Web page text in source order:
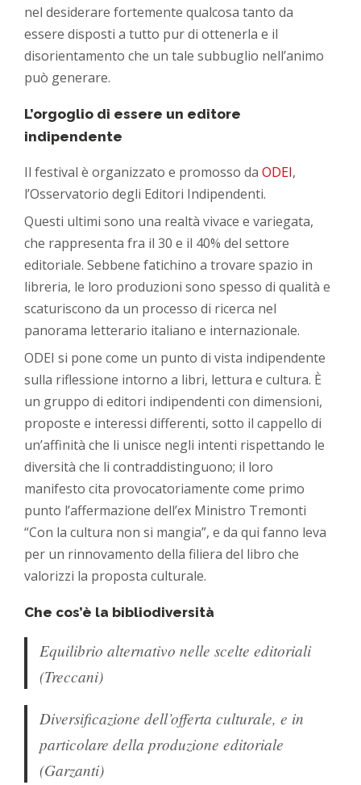
nel desiderare fortemente qualcosa tanto da
essere disposti a tutto pur di ottenerla e il
disorientamento che un tale subbuglio nell’animo
può generare.
L’orgoglio di essere un editore
indipendente
Il festival è organizzato e promosso daODEI,
l’Osservatorio degli Editori Indipendenti.
Questi ultimi sono una realtà vivace e variegata,
che rappresenta fra il 30 e il 40% del settore
editoriale. Sebbene fatichino a trovare spazio in
libreria, le loro produzioni sono spesso di qualità e
scaturiscono da un processo di ricerca nel
panorama letterario italiano e internazionale.
ODEI si pone come un punto di vista indipendente
sulla riflessione intorno a libri, lettura e cultura. È
un gruppo di editori indipendenti con dimensioni,
proposte e interessi differenti, sotto il cappello di
un’affinità che li unisce negli intenti rispettando le
diversità che li contraddistinguono; il loro
manifesto cita provocatoriamente come primo
punto l’affermazione dell’ex Ministro Tremonti
“Con la cultura non si mangia”, e da qui fanno leva
per un rinnovamento della filiera del libro che
valorizzi la proposta culturale.
Che cos’è la bibliodiversità
Equilibrio alternativo nelle scelte editoriali
(Treccani)
Diversificazione dell’offerta culturale, e in
particolare della produzione editoriale
(Garzanti)